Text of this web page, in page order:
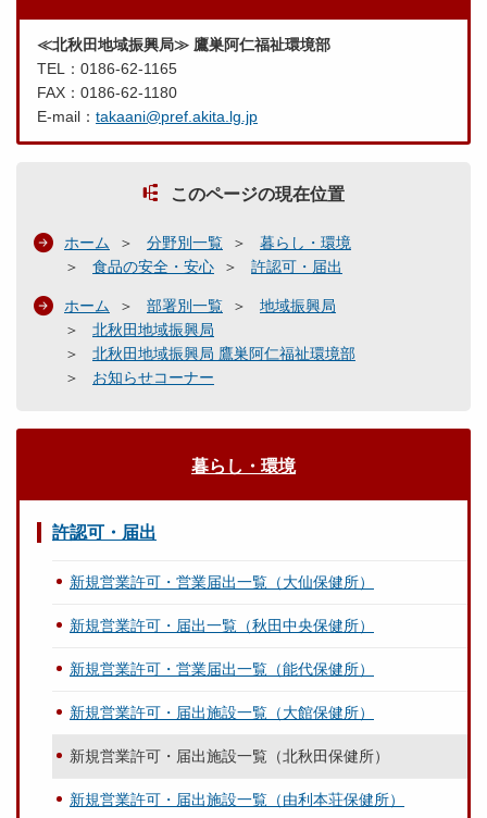
≪北秋田地域振興局≫ 鷹巣阿仁福祉環境部
TEL：0186-62-1165
FAX：0186-62-1180
E-mail： takaani@pref.akita.lg.jp
このページの現在位置
ホーム 分野別一覧
暮らし・環境
食品の安全・安心
許認可・届出
ホーム 部署別一覧
地域振興局
北秋田地域振興局
北秋田地域振興局 鷹巣阿仁福祉環境部
お知らせコーナー
暮らし・環境
許認可・届出
新規営業許可・営業届出一覧（大仙保健所）
新規営業許可・届出一覧（秋田中央保健所）
新規営業許可・営業届出一覧（能代保健所）
新規営業許可・届出施設一覧（大館保健所）
新規営業許可・届出施設一覧（北秋田保健所）
新規営業許可・届出施設一覧（由利本荘保健所）